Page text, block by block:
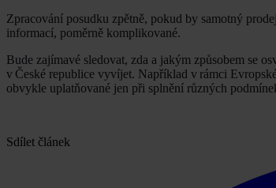
Zpracování posudku zpětně, pokud by samotný
informací, poměrně komplikované.
Bude zajímavé sledovat, zda a jakým způsobem se
v České republice vyvíjet. Například v rámci
obvykle uplatňované jen při splnění různých
Sdílet článek